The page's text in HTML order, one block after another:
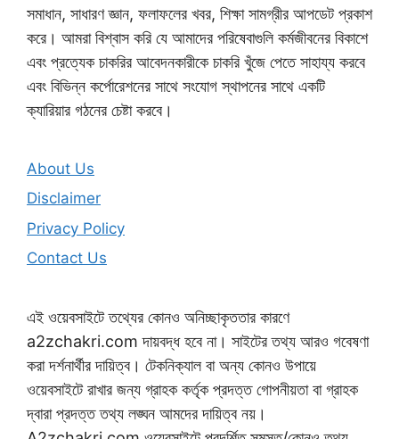
সমাধান, সাধারণ জ্ঞান, ফলাফলের খবর, শিক্ষা সামগ্রীর আপডেট প্রকাশ
করে। আমরা বিশ্বাস করি যে আমাদের পরিষেবাগুলি কর্মজীবনের বিকাশে
এবং প্রত্যেক চাকরির আবেদনকারীকে চাকরি খুঁজে পেতে সাহায্য করবে
এবং বিভিন্ন কর্পোরেশনের সাথে সংযোগ স্থাপনের সাথে একটি
ক্যারিয়ার গঠনের চেষ্টা করবে।
About Us
Disclaimer
Privacy Policy
Contact Us
এই ওয়েবসাইটে তথ্যের কোনও অনিচ্ছাকৃততার কারণে
a2zchakri.com দায়বদ্ধ হবে না। সাইটের তথ্য আরও গবেষণা
করা দর্শনার্থীর দায়িত্ব। টেকনিক্যাল বা অন্য কোনও উপায়ে
ওয়েবসাইটে রাখার জন্য গ্রাহক কর্তৃক প্রদত্ত গোপনীয়তা বা গ্রাহক
দ্বারা প্রদত্ত তথ্য লঙ্ঘন আমদের দায়িত্ব নয়।